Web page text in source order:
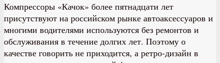
​Компрессоры «Качок» более пятнадцати лет
присутствуют на российском рынке автоаксессуаров и
многими водителями используются без ремонтов и
обслуживания в течение долгих лет. Поэтому о
качестве говорить не приходится, а ретро-дизайн в